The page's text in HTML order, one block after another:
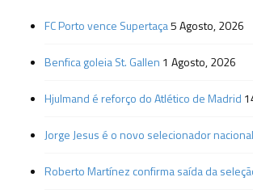
FC Porto vence Supertaça5 Agosto, 2026
Benfica goleia St. Gallen 1 Agosto, 2026
Hjulmand é reforço do Atlético de Madrid
Jorge Jesus é o novo selecionador nacional
Roberto Martínez confirma saída da